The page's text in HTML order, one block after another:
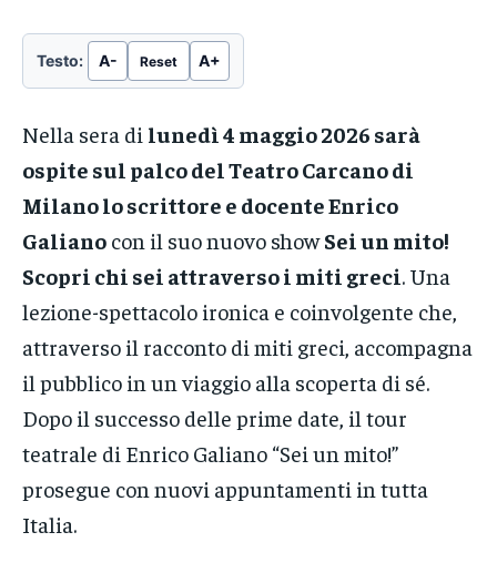
Testo: A- Reset A+
Nella sera di lunedì 4 maggio 2026 sarà
ospite sul palco del Teatro Carcano di
Milano lo scrittore e docente Enrico
Galiano con il suo nuovo showSei un mito!
Scopri chi sei attraverso i miti greci. Una
lezione-spettacolo ironica e coinvolgente che,
attraverso il racconto di miti greci, accompagna
il pubblico in un viaggio alla scoperta di sé.
Dopo il successo delle prime date, il tour
teatrale di Enrico Galiano “Sei un mito!”
prosegue con nuovi appuntamenti in tutta
Italia.